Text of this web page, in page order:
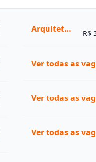
Arquitetura e Urbanismo
R$